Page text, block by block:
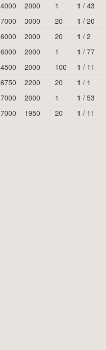
4000 2000 1 1 / 43
7000 3000 20 1 / 20
6000 2000 20 1 / 2
6000 2000 1 1 / 77
4500 2000 100 1 / 11
6750 2200 20 1 / 1
7000 2000 1 1 / 53
7000 1950 20 1 / 11